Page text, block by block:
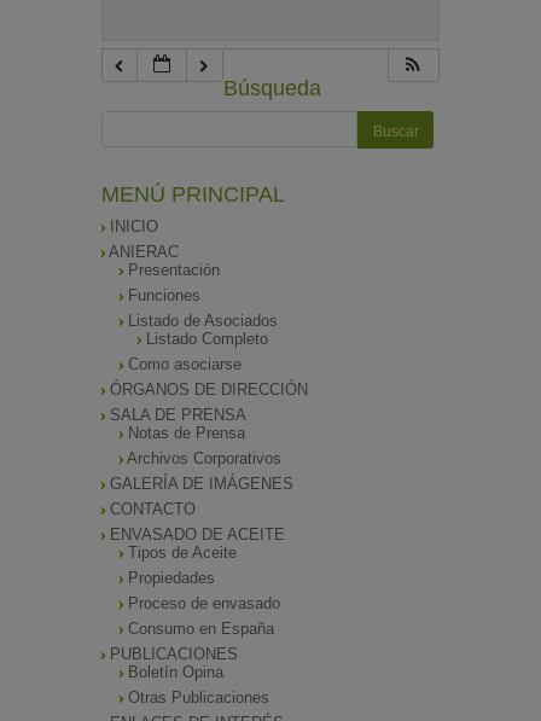
Búsqueda
MENÚ PRINCIPAL
INICIO
ANIERAC
Presentación
Funciones
Listado de Asociados
Listado Completo
Como asociarse
ÓRGANOS DE DIRECCIÓN
SALA DE PRENSA
Notas de Prensa
Archivos Corporativos
GALERÍA DE IMÁGENES
CONTACTO
ENVASADO DE ACEITE
Tipos de Aceite
Propiedades
Proceso de envasado
Consumo en España
PUBLICACIONES
Boletín Opina
Otras Publicaciones